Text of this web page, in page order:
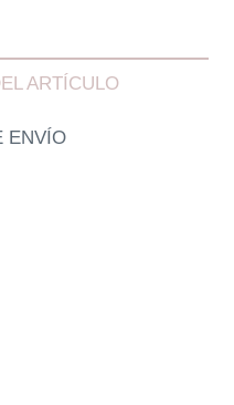
ARTÍCULO
ENVÍO